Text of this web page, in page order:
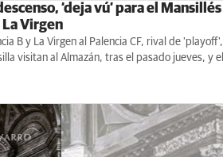
‘deja vú’ para el Mansillés
Virgen
B y La Virgen al Palencia CF, rival de 'playoff',
visitan al Almazán, tras el pasado jueves, y el